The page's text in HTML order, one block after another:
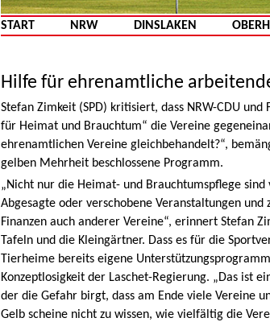
START NRW DINSLAKEN
Hilfe für ehrenamtliche
Stefan Zimkeit (SPD) kritisiert, dass NRW-CDU
für Heimat und Brauchtum“ die Vereine
ehrenamtlichen Vereine gleichbehandelt?“,
gelben Mehrheit beschlossene Programm.
„Nicht nur die Heimat- und Brauchtumspflege
Abgesagte oder verschobene Veranstaltungen und
Finanzen auch anderer Vereine“, erinnert Stefan
Tafeln und die Kleingärtner. Dass es für die
Tierheime bereits eigene
Konzeptlosigkeit der Laschet-Regierung. „Das ist
der die Gefahr birgt, dass am Ende viele Vereine
Gelb scheine nicht zu wissen, wie vielfältig die